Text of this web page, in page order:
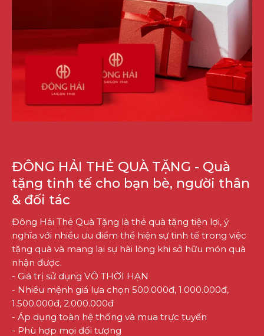
ĐÔNG HẢI THẺ QUÀ TẶNG - Quà
tặng tinh tế cho bạn bè, người thân
& đối tác
Đông Hải Thẻ Quà Tặng là thẻ quà tặng tiện lợi, ý
nghĩa với nhiều ưu điểm thể hiện sự tinh tế trong việc
tặng quà và mang lại sự hài lòng khi sở hữu món quà
nhận được.
- Giá trị sử dụng VÔ THỜI HẠN
- Nhiều mệnh giá lựa chọn 500.000đ, 1.000.000đ,
1.500.000đ, 2.000.000đ
- Áp dụng toàn hệ thống và mua trực tuyến
- Phù hợp mọi đối tượng